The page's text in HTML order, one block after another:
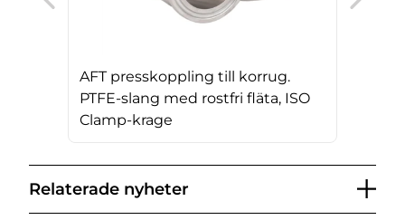
AFT presskoppling till korrug.
PTFE-slang med rostfri fläta, ISO
Clamp-krage
Relaterade nyheter